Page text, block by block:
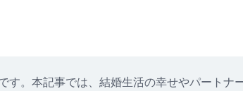
す。本記事では、結婚生活の幸せやパート